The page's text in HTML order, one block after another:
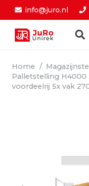
info@juro.nl
Home /
Palletstelling H4000
voordeelrij 5x vak